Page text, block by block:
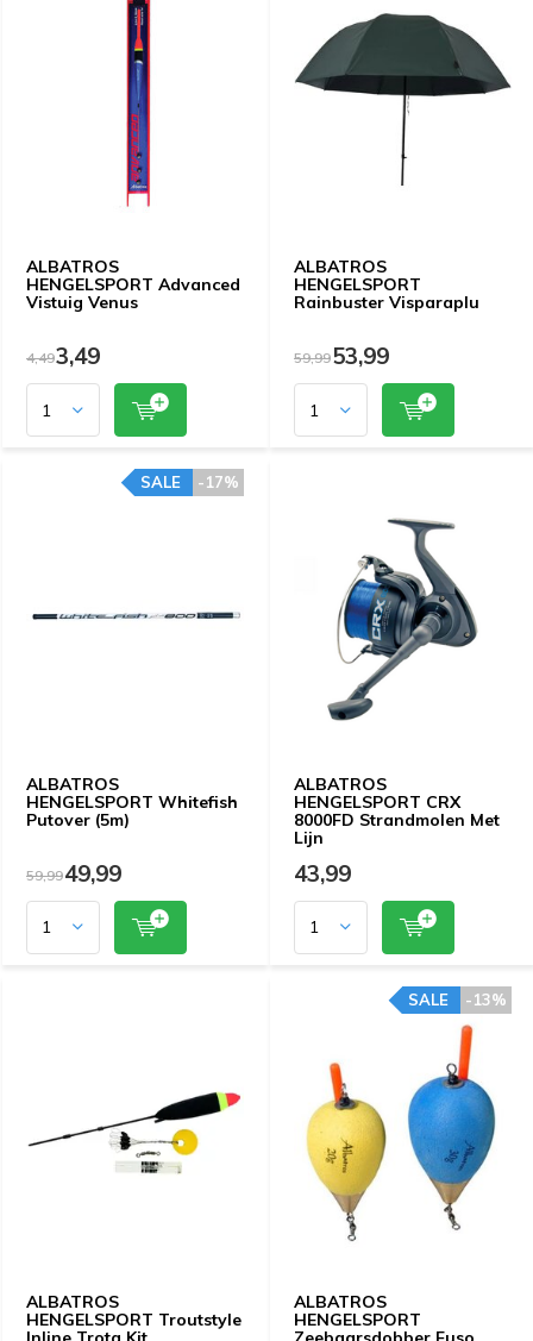
ALBATROS
HENGELSPORT Advanced
Vistuig Venus
4,493,49
ALBATROS
HENGELSPORT
Rainbuster Visparaplu
59,9953,99
ALBATROS
HENGELSPORT Whitefish
Putover (5m)
-17%
SALE
59,9949,99
ALBATROS
HENGELSPORT CRX
8000FD Strandmolen Met
Lijn
43,99
ALBATROS
HENGELSPORT Troutstyle
ALBATROS
HENGELSPORT
-13%
SALE